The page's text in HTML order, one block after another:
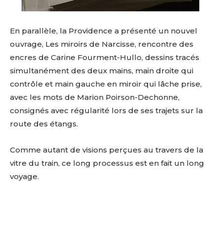
En parallèle, la Providence a présenté un nouvel
ouvrage, Les miroirs de Narcisse, rencontre des
encres de Carine Fourment-Hullo, dessins tracés
simultanément des deux mains, main droite qui
contrôle et main gauche en miroir qui lâche prise,
avec les mots de Marion Poirson-Dechonne,
consignés avec régularité lors de ses trajets sur la
route des étangs.
Comme autant de visions perçues au travers de la
vitre du train, ce long processus est en fait un long
voyage.